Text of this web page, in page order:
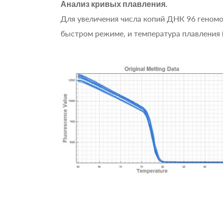
Анализ кривых плавления.
Для увеличения числа копий ДНК 96
быстром режиме, и температура